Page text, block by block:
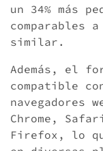
un 34% más
comparables
similar.
Además, el
compatible
navegadores
Chrome,
Firefox, lo